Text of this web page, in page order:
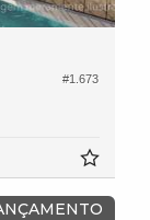
#1.673